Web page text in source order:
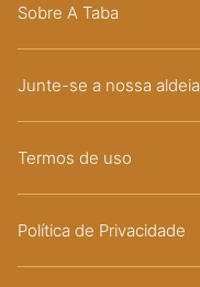
Sobre A Taba
Junte-se a nossa aldeia
Termos de uso
Política de Privacidade